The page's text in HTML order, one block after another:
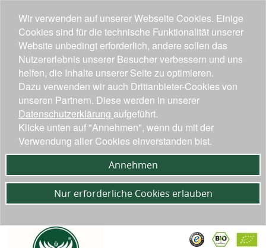
Wir verwenden auf unserer Webseite Cookies. Einige
Cookies sind für die technische Funktionalität unserer
Website unbedingt erforderlich, andere sollen das
Nutzererlebnis unserer Besucher verbessern und uns
helfen, die Inhalte unserer Seite zu optimieren.
Dazu verwenden wir auch Drittanbieter-Cookies von
unseren Partnern. Diese werden in unserer
Datenschutzerklärung aufgeführt.
Klicke unten auf "Annehmen", wenn du mit der
Verwendung aller Cookies einverstanden bist.
Annehmen
Nur erforderliche Cookies erlauben